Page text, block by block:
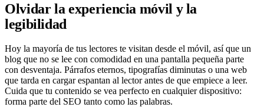
Olvidar la experiencia móvil y la
legibilidad
Hoy la mayoría de tus lectores te visitan desde el móvil, así que un
blog que no se lee con comodidad en una pantalla pequeña parte
con desventaja. Párrafos eternos, tipografías diminutas o una web
que tarda en cargar espantan al lector antes de que empiece a leer.
Cuida que tu contenido se vea perfecto en cualquier dispositivo:
forma parte del SEO tanto como las palabras.